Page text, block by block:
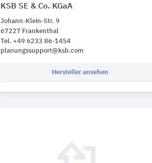
KSB SE & Co. KGaA
Johann-Klein-Str. 9
67227 Frankenthal
Tel. +49 6233 86-1454
planungssupport@ksb.com
Hersteller ansehen